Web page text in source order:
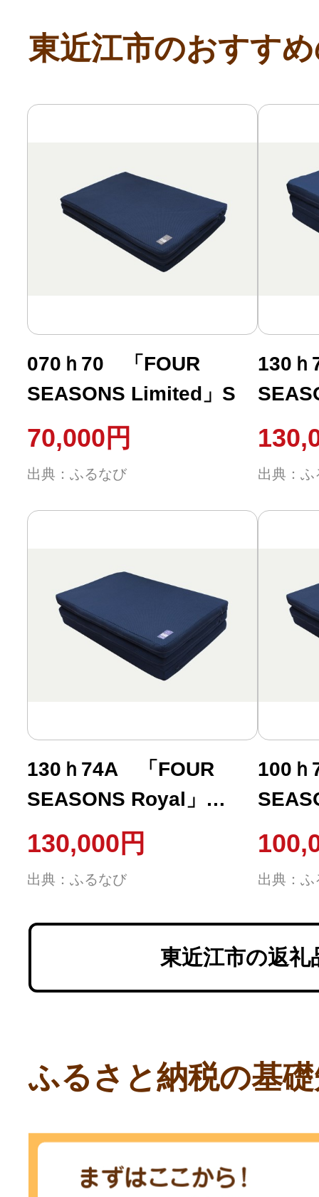
副業・パラレルワーカー
個人事業主・フリーラン
ふるさと納税の基礎知識
自治体直営サイト特集
はじめるバイブルとは
よくあるご質問
問い合わせ
東近江市のおすす
070ｈ70 「FOUR
SEASONS Limited」S
70,000円
出典：ふるなび
130
S（
出典：ふ
130ｈ74A 「FOUR
SEASONS Royal」
SD（柔らかめ）
130,000円
出典：ふるなび
100
S（
出典：ふ
東近江市の返礼
ふるさと納税の基